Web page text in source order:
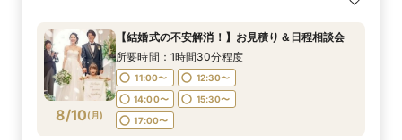
8/9(日)
14:00〜
15:30〜
17:00〜
フェアを予約
8/9(日)
11:00〜
12:30〜
14:00〜
15:30〜
17:00〜
フェアを予約
8/9(日)
BIGフェア
所要時間：1時間30分程度
11:00〜
12:30〜
14:00〜
15:30〜
17:00〜
8/9(日)
13:30〜
15:00〜
16:30〜
フェアを予約
8/10(月)
【結婚式の不安解消！】お見積り＆日程相談会
所要時間：1時間30分程度
11:00〜
12:30〜
14:00〜
15:30〜
17:00〜